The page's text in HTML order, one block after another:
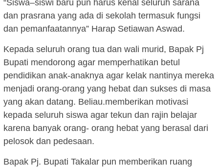
“Siswa–siswi baru pun harus kenal seluruh sarana
dan prasrana yang ada di sekolah termasuk fungsi
dan pemanfaatannya” Harap Setiawan Aswad.
Kepada seluruh orang tua dan wali murid, Bapak Pj
Bupati mendorong agar memperhatikan betul
pendidikan anak-anaknya agar kelak nantinya mereka
menjadi orang-orang yang hebat dan sukses di masa
yang akan datang. Beliau.memberikan motivasi
kepada seluruh siswa agar tekun dan rajin belajar
karena banyak orang- orang hebat yang berasal dari
pelosok dan pedesaan.
Bapak Pj. Bupati Takalar pun memberikan ruang